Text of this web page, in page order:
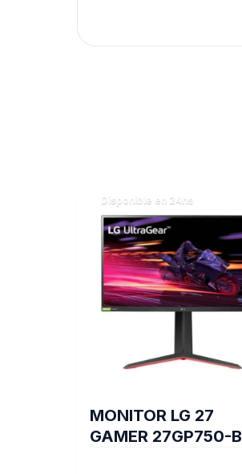
Disponible en 24hs
MONITOR LG 27
GAMER 27GP750-B